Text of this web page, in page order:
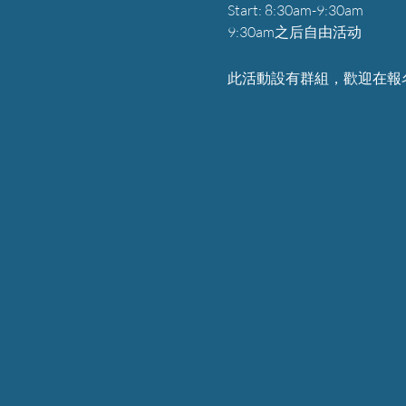
Start: 8:30am-9:30am
9:30am之后自由活动
此活動設有群組，歡迎在報